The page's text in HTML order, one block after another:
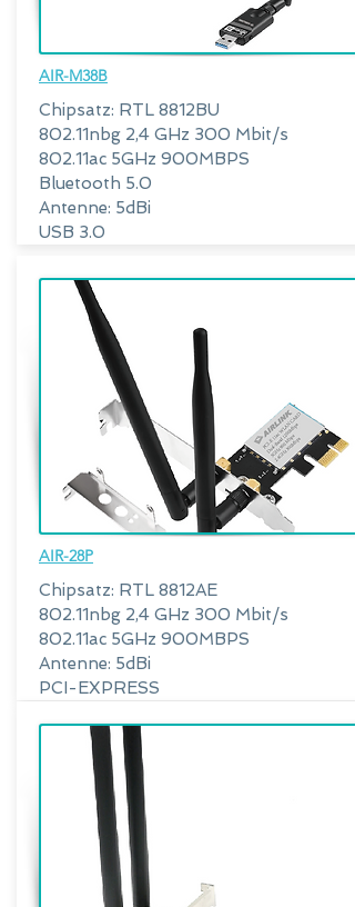
AIR-M38B
Chipsatz: RTL 8812BU
802.11nbg 2,4 GHz 300 Mbit/s
802.11ac 5GHz 900MBPS
Bluetooth 5.0
Antenne: 5dBi
USB 3.0
AIR-28P
Chipsatz: RTL 8812AE
802.11nbg 2,4 GHz 300 Mbit/s
802.11ac 5GHz 900MBPS
Antenne: 5dBi
PCI-EXPRESS